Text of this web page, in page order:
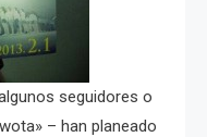
seguidores o
– han planeado